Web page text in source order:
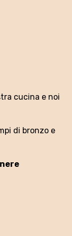
cucina e noi
di bronzo e